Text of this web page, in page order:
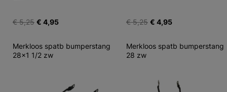
€ 5,25 € 4,95 € 5,25 € 4,95
Merkloos spatb bumperstang
28x1 1/2 zw
Merkloos spatb bumperstang
28 zw